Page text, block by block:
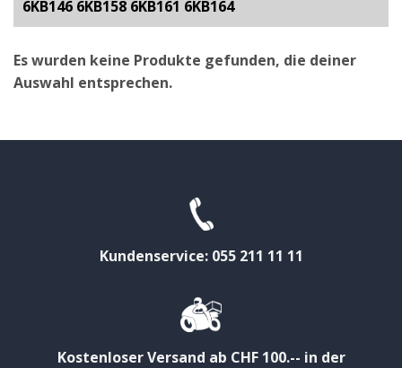
6KB146 6KB158 6KB161 6KB164
Es wurden keine Produkte gefunden, die deiner
Auswahl entsprechen.
Kundenservice: 055 211 11 11
Kostenloser Versand ab CHF 100.-- in der